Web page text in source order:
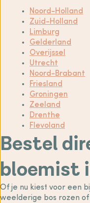
Noord-Holland
Zuid-Holland
Limburg
Gelderland
Overijssel
Utrecht
Noord-Brabant
Friesland
Groningen
Zeeland
Drenthe
Flevoland
Bestel
bloemist
Of je nu kiest voor een
weelderige bos rozen